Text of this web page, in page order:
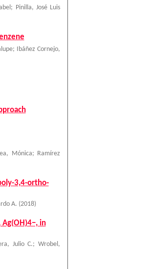
;
Pinilla, José Luis
;
Ibáñez Cornejo,
Mónica;
Ramírez
3,4-ortho-
A. (2018)
in
Julio C.;Wrobel,